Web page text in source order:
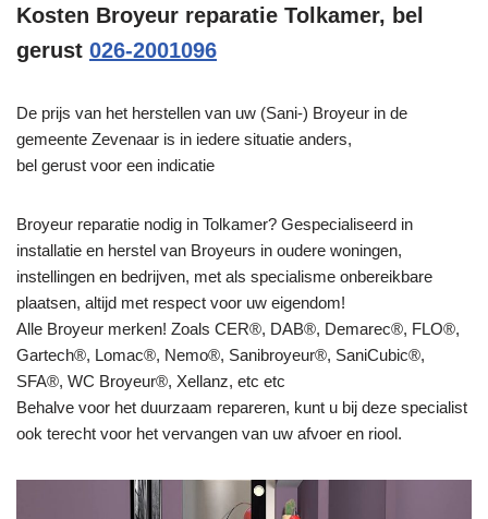
Kosten Broyeur reparatie Tolkamer, bel
gerust 026-2001096
De prijs van het herstellen van uw (Sani-) Broyeur in de
gemeente Zevenaar is in iedere situatie anders,
bel gerust voor een indicatie
Broyeur reparatie nodig in Tolkamer? Gespecialiseerd in
installatie en herstel van Broyeurs in oudere woningen,
instellingen en bedrijven, met als specialisme onbereikbare
plaatsen, altijd met respect voor uw eigendom!
Alle Broyeur merken! Zoals CER®, DAB®, Demarec®, FLO®,
Gartech®, Lomac®, Nemo®, Sanibroyeur®, SaniCubic®,
SFA®, WC Broyeur®, Xellanz, etc etc
Behalve voor het duurzaam repareren, kunt u bij deze specialist
ook terecht voor het vervangen van uw afvoer en riool.